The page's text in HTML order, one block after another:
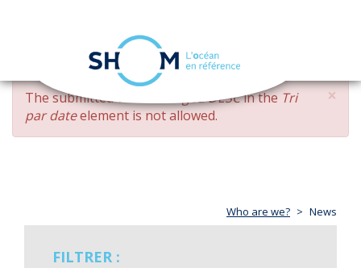
Skip
main
content
navigation
×
ERROR
MESSAGE
The submitted value changed DESCin the Tri
par dateelement is not allowed.
Who are we? News
FILTRER :